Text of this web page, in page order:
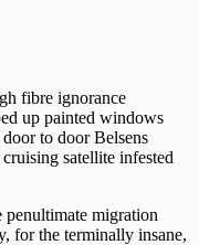
fibre ignorance
up painted windows
to door Belsens
satellite infested
penultimate migration
for the terminally insane,